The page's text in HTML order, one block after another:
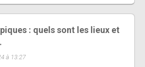
: quels sont les lieux et
à 13:27